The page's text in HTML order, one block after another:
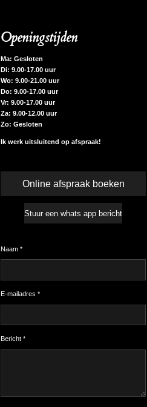
Openingstijden
Ma: Gesloten
Di: 9.00-17.00 uur
Wo: 9.00-21.00 uur
Do: 9.00-17.00 uur
Vr: 9.00-17.00 uur
Za: 9.00-12.00 uur
Zo: Gesloten
Ik werk uitsluitend op afspraak!
Online afspraak boeken
Stuur een whats app bericht
Naam *
E-mailadres *
Bericht *